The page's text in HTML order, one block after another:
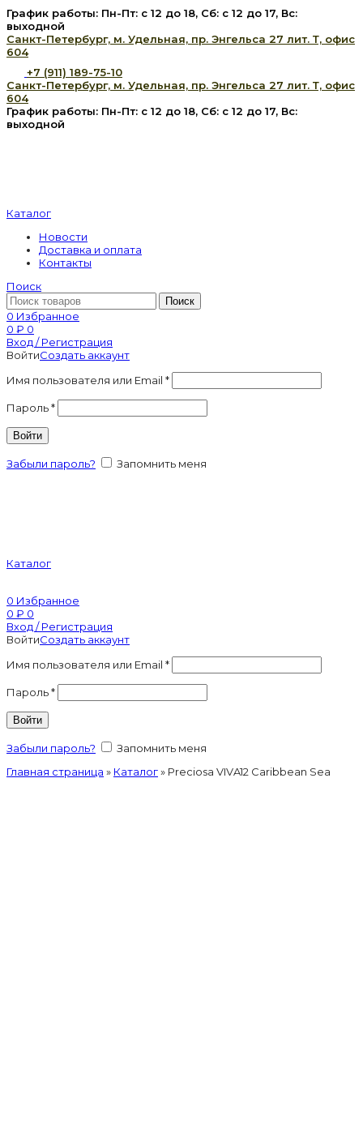
График работы: Пн-Пт: с 12 до 18, Сб: с 12 до 17, Вс:
выходной
Санкт-Петербург, м. Удельная, пр. Энгельса 27 лит. Т, офис
604
+7 (911) 189-75-10
Санкт-Петербург, м. Удельная, пр. Энгельса 27 лит. Т, офис
604
График работы: Пн-Пт: с 12 до 18, Сб: с 12 до 17, Вс:
выходной
Каталог
Новости
Доставка и оплата
Контакты
Поиск
Поиск
0 Избранное
0 ₽ 0
Вход / Регистрация
ВойтиСоздать аккаунт
Имя пользователя или Email *
Пароль*
Войти
Забыли пароль? Запомнить меня
Каталог
0 Избранное
0 ₽ 0
Вход / Регистрация
ВойтиСоздать аккаунт
Имя пользователя или Email *
Пароль*
Войти
Забыли пароль?
Запомнить меня
Главная страница » Каталог» Preciosa VIVA12 Caribbean Sea